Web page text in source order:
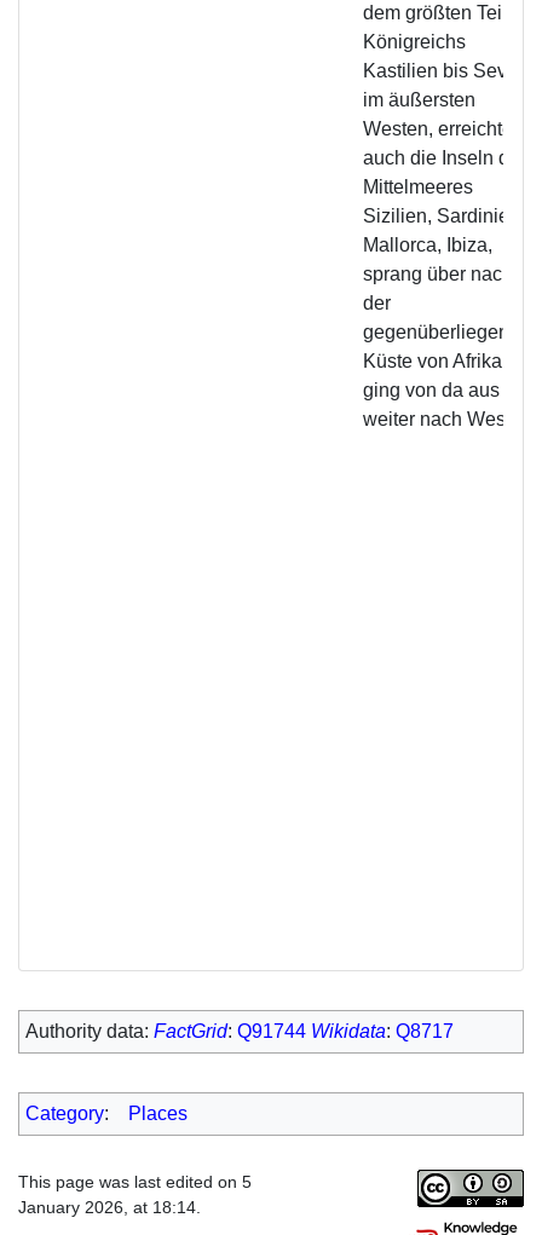
dem größten Teil
Königreichs
Kastilien bis Sevilla
im äußersten
Westen, erreichte
auch die Inseln des
Mittelmeeres
Sizilien, Sardinien,
Mallorca, Ibiza,
sprang über nach
der
gegenüberliegenden
Küste von Afrika und
ging von da aus
weiter nach Westen.
Authority data: FactGrid: Q91744 Wikidata: Q8717
Category: Places
This page was last edited on 5
January 2026, at 18:14.